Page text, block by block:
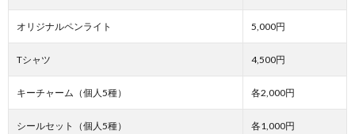
オリジナルペンライト 5,000円
Tシャツ 4,500円
キーチャーム（個人5種） 各2,000円
シールセット（個人5種） 各1,000円